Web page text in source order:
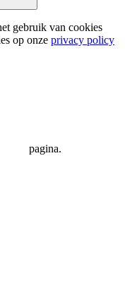
gebruik van cookies
op onze privacy policy
pagina.